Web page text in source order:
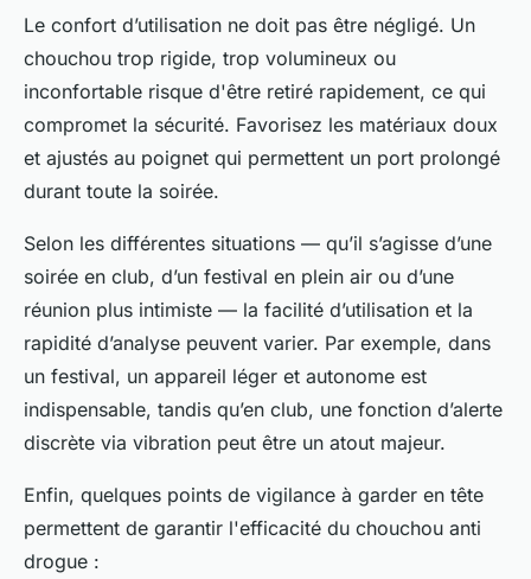
Le confort d’utilisation ne doit pas être négligé. Un
chouchou trop rigide, trop volumineux ou
inconfortable risque d'être retiré rapidement, ce qui
compromet la sécurité. Favorisez les matériaux doux
et ajustés au poignet qui permettent un port prolongé
durant toute la soirée.
Selon les différentes situations — qu’il s’agisse d’une
soirée en club, d’un festival en plein air ou d’une
réunion plus intimiste — la facilité d’utilisation et la
rapidité d’analyse peuvent varier. Par exemple, dans
un festival, un appareil léger et autonome est
indispensable, tandis qu’en club, une fonction d’alerte
discrète via vibration peut être un atout majeur.
Enfin, quelques points de vigilance à garder en tête
permettent de garantir l'efficacité du chouchou anti
drogue :